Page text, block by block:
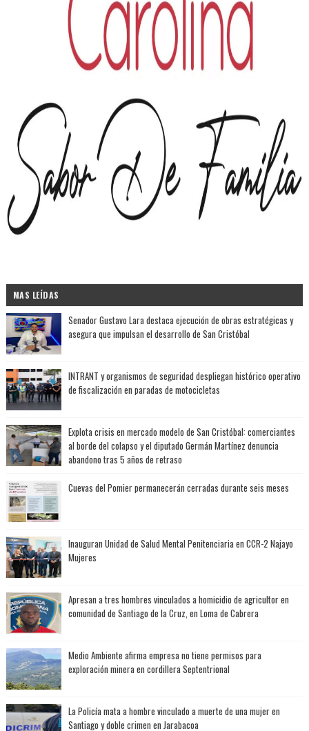
MAS LEÍDAS
Senador Gustavo Lara destaca ejecución de obras estratégicas y
asegura que impulsan el desarrollo de San Cristóbal
INTRANT y organismos de seguridad despliegan histórico operativo
de fiscalización en paradas de motocicletas
Explota crisis en mercado modelo de San Cristóbal: comerciantes
al borde del colapso y el diputado Germán Martínez denuncia
abandono tras 5 años de retraso
Cuevas del Pomier permanecerán cerradas durante seis meses
Inauguran Unidad de Salud Mental Penitenciaria en CCR-2 Najayo
Mujeres
Apresan a tres hombres vinculados a homicidio de agricultor en
comunidad de Santiago de la Cruz, en Loma de Cabrera
Medio Ambiente afirma empresa no tiene permisos para
exploración minera en cordillera Septentrional
La Policía mata a hombre vinculado a muerte de una mujer en
Santiago y doble crimen en Jarabacoa